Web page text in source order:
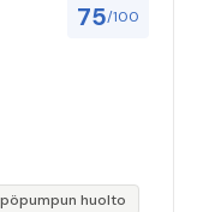
75/100
huolto